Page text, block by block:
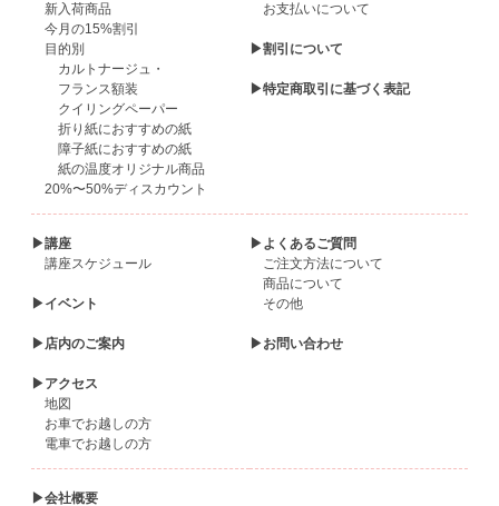
新入荷商品
今月の15%割引
目的別
カルトナージュ・
フランス額装
クイリングペーパー
折り紙におすすめの紙
障子紙におすすめの紙
紙の温度オリジナル商品
20%〜50%ディスカウント
お支払いについて
▶割引について
▶特定商取引に基づく表記
▶講座
講座スケジュール
▶イベント
▶店内のご案内
▶アクセス
地図
お車でお越しの方
電車でお越しの方
▶よくあるご質問
ご注文方法について
商品について
その他
▶お問い合わせ
▶会社概要